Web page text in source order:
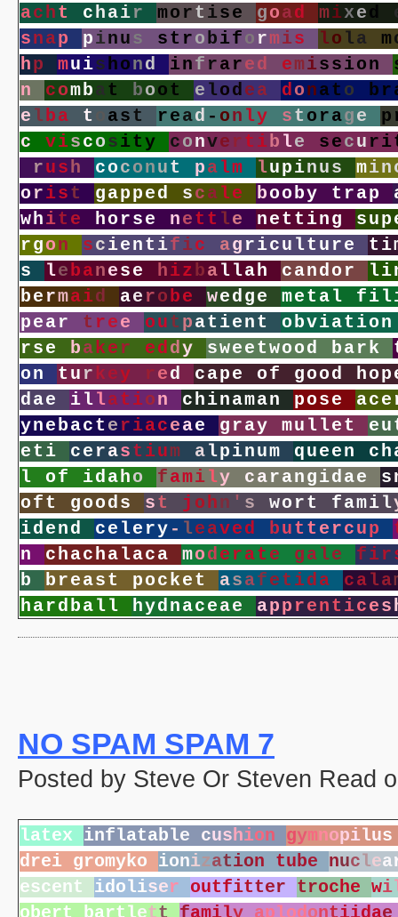
acht chair mo rt ise goad mixed
snap pinu s st robifo rmis lo la m
hp muishond inf rared emission
n
comb a t boot e lodea donat o b r
e lba t ast read - on ly st o rage p
c
viscosity conve r t ib le secu ri
rush coconut palm lupinus min
o rist gapped scale booby t rap
whit e ho rse net t le netting sup
rgon scient ific ag ricu lt u re ti
s
lebanese hizballah cando r li
be rmaid ae robe wedge metal fil
pear t ree out pat ient obviation
rse bake r eddy sweetwood bark
on tu r key r ed cape of good hop
dae illat ion chinaman pose ace
ynebacte riaceae g ray mu llet eu
et i ce rast ium alpinum queen ch
l
of idaho fami ly carangidae s
oft goods st j ohn ' s wo rt famil
idend ce le ry - leaved butte rcup
n
chachalaca mode rat e gale fir
b
b reast pocket asafet ida cala
hardball hydnaceae app rent ices
NO SPAM SPAM 7
Posted by Steve Or Steven Read
latex inflatable cushion gymnopilus
drei gromyko ionization tube nuclea
escent idoliser outfitter troche wi